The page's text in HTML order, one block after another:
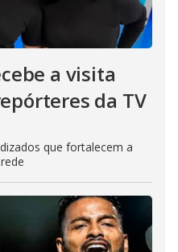
a visita
da TV
que fortalecem a